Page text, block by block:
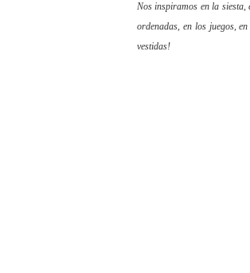
Nos inspiramos en la siesta,
ordenadas, en los juegos,
vestidas!